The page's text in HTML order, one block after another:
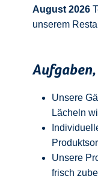
August 2026
unserem
Unsere
Lächeln w
Unsere
frisch